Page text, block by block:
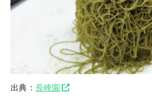
出典： 長峰園